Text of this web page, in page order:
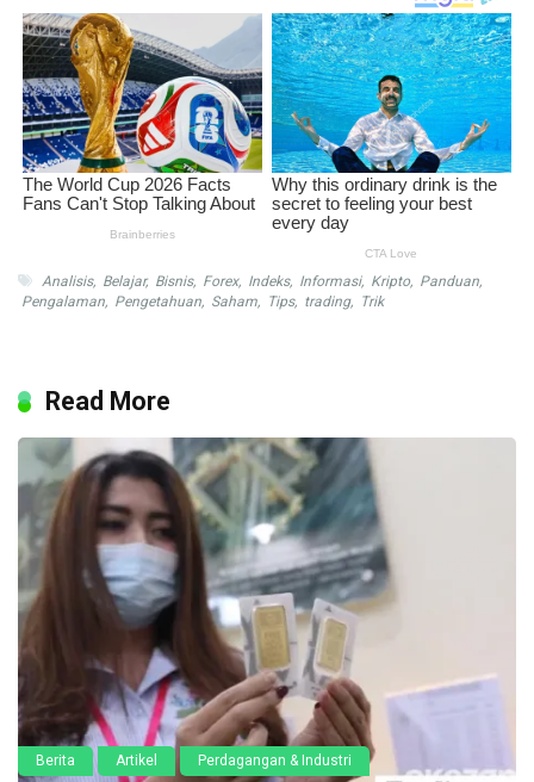
Analisis, Belajar, Bisnis, Forex, Indeks, Informasi, Kripto, Panduan,
Pengalaman, Pengetahuan, Saham, Tips, trading, Trik
Read More
Berita Artikel Perdagangan & Industri